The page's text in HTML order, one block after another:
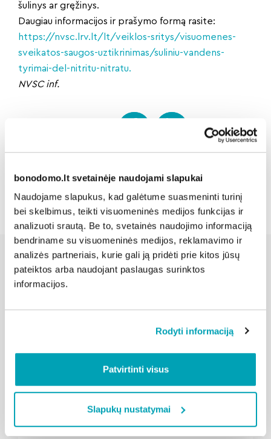
bonodomo.lt svetainėje naudojami slapukai
Naudojame slapukus, kad galėtume suasmeninti turinį
bei skelbimus, teikti visuomeninės medijos funkcijas ir
analizuoti srautą. Be to, svetainės naudojimo informaciją
bendriname su visuomeninės medijos, reklamavimo ir
analizės partneriais, kurie gali ją pridėti prie kitos jūsų
pateiktos arba naudojant paslaugas surinktos
informacijos.
Rodyti informaciją
Patvirtinti visus
Slapukų nustatymai
šulinys ar gręžinys.
Daugiau informacijos ir prašymo formą rasite:
https://nvsc.lrv.lt/lt/veiklos-sritys/visuomenes-
sveikatos-saugos-uztikrinimas/suliniu-vandens-
tyrimai-del-nitritu-nitratu.
NVSC inf.
Atgal
Susijusios naujienos
" loading="lazy"/>